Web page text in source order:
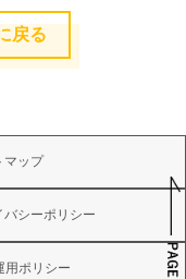
戻る
マップ
バシーポリシー
用ポリシー